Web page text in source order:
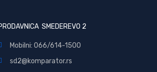
SMEDEREVO 2
Mobilni: 066/614-1500
sd2@komparator.rs